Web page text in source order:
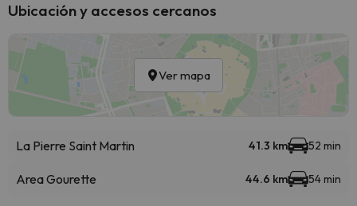
Ubicación y accesos cercanos
Ver mapa
La Pierre Saint Martin 41.3 km 52 min
Area Gourette 44.6 km 54 min